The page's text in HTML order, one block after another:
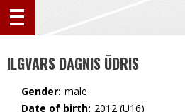
ILGVARS DAGNIS ŪDRIS
Gender: male
Date of birth: 2012 (U16)